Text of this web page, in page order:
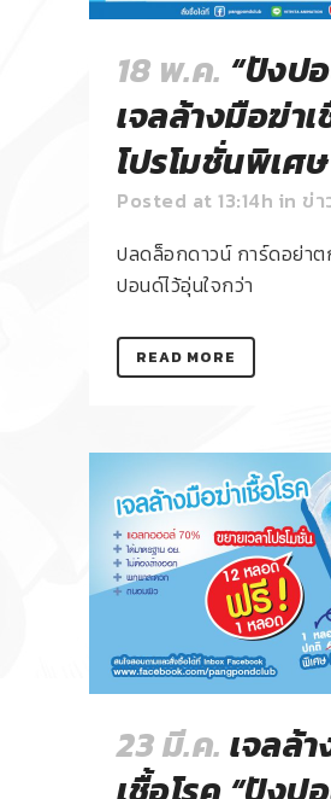
18 พ.ค. “ปังป
เจลล้างมือฆ่าเ
โปรโมชั่นพิเศษ
Posted at 13:14h in ข่า
ปลดล็อกดาวน์ การ์ดอย่า
ปอนด์ไว้อุ่นใจกว่า
READ MORE
23 มี.ค. เจลล้